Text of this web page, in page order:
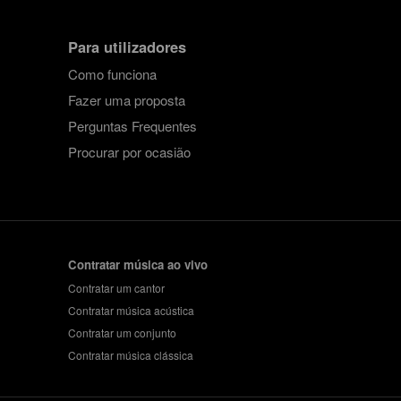
Para utilizadores
Como funciona
Fazer uma proposta
Perguntas Frequentes
Procurar por ocasião
Contratar música ao vivo
Contratar um cantor
Contratar música acústica
Contratar um conjunto
Contratar música clássica